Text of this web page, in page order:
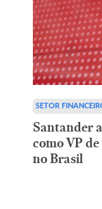
SETOR
Santander
como VP
no Brasil